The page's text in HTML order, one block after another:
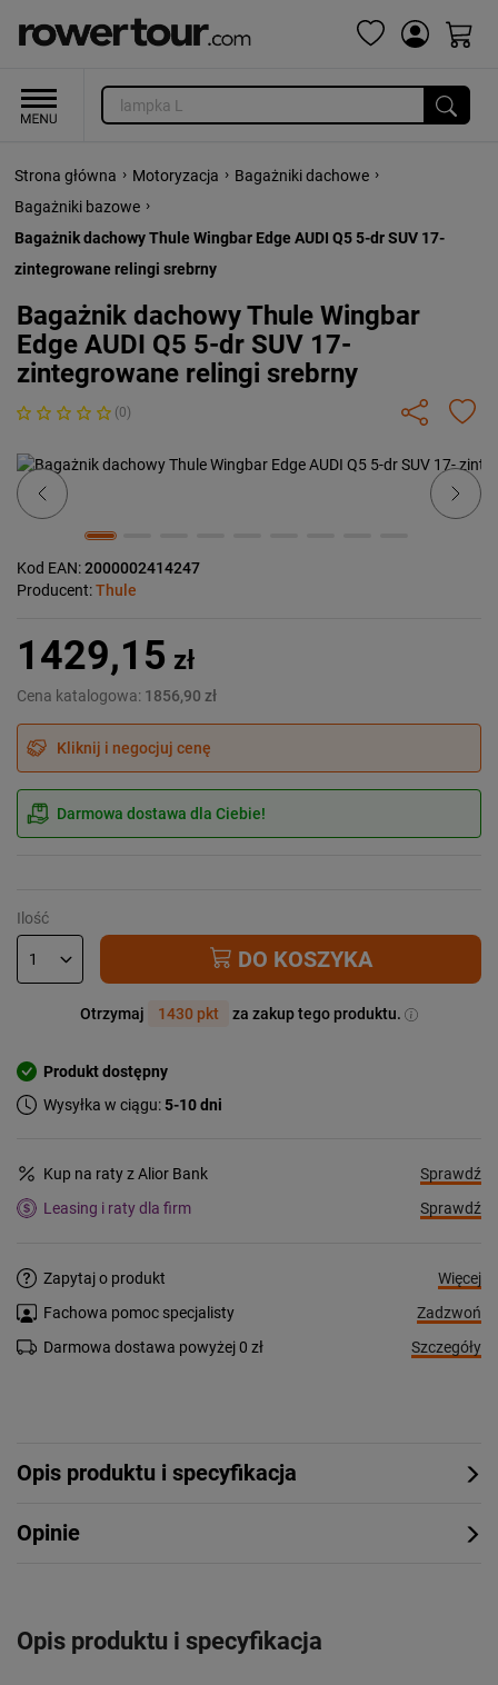
Strona główna › Motoryzacja › Bagażniki dachowe ›
Bagażniki bazowe ›
Bagażnik dachowy Thule Wingbar Edge AUDI Q5 5-dr SUV 17-
zintegrowane relingi srebrny
Bagażnik dachowy Thule Wingbar
Edge AUDI Q5 5-dr SUV 17-
zintegrowane relingi srebrny
(0)
Previous Next
Kod EAN:2000002414247
Producent:Thule
1429,15 zł
Cena katalogowa: 1856,90 zł
Kliknij i negocjuj cenę
Darmowa dostawa dla Ciebie!
Ilość
DO KOSZYKA
Otrzymaj 1430 pkt za zakup tego produktu.
Produkt dostępny
Wysyłka w ciągu:5-10 dni
Kup na raty z Alior Bank
Sprawdź
Leasing i raty dla firm
Sprawdź
Zapytaj o produkt
Więcej
Fachowa pomoc specjalisty
Zadzwoń
Darmowa dostawa powyżej 0 zł
Szczegóły
Opis produktu i specyfikacja
Opinie
Opis produktu i specyfikacja